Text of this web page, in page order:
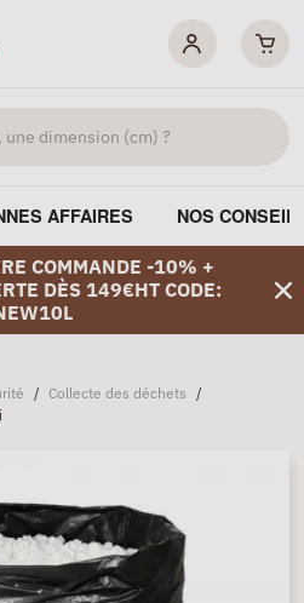
AFFAIRES NOS
COMMANDE -10% +
DÈS 149€HT CODE:
/ Collecte des déchets /